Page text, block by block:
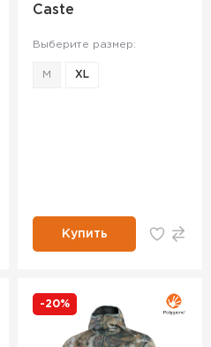
Caste
Выберите размер:
M XL
Купить
-20%